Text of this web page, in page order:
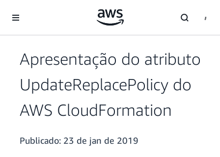
Pular para o conteúdo principal
Apresentação do atributo
UpdateReplacePolicy do
AWS CloudFormation
Publicado: 23 de jan de 2019